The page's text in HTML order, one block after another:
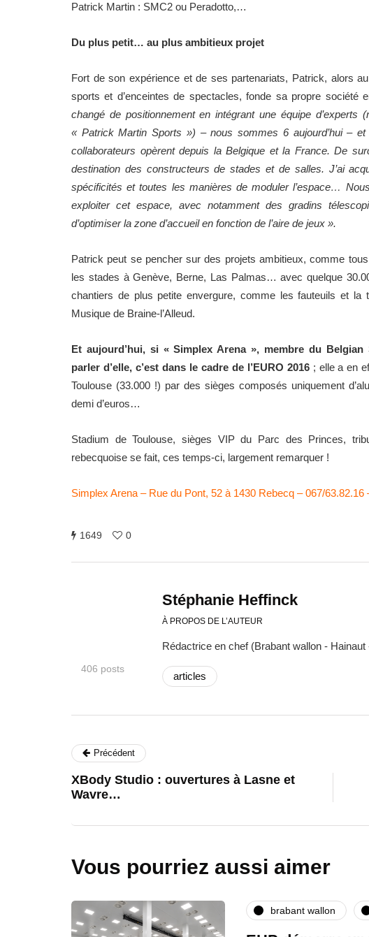
Patrick Martin : SMC2 ou Peradotto,…
Du plus petit… au plus ambitieux projet
Fort de son expérience et de ses partenariats, Patrick, alors
sports et d’enceintes de spectacles, fonde sa propre société
changé de positionnement en intégrant une équipe
« Patrick Martin Sports ») – nous sommes 6 aujourd’hui –
collaborateurs opèrent depuis la Belgique et la France. De
destination des constructeurs de stades et de salles. J’ai
spécificités et toutes les manières de moduler l’espace…
exploiter cet espace, avec notamment des gradins
d’optimiser la zone d’accueil en fonction de l’aire de jeux ».
Patrick peut se pencher sur des projets ambitieux, comme
les stades à Genève, Berne, Las Palmas… avec quelque
chantiers de plus petite envergure, comme les fauteuils et la
Musique de Braine-l’Alleud.
Et aujourd’hui, si « Simplex Arena », membre du
parler d’elle, c’est dans le cadre de l’EURO 2016; elle a en
Toulouse (33.000 !) par des sièges composés uniquement
demi d’euros…
Stadium de Toulouse, sièges VIP du Parc des Princes,
rebecquoise se fait, ces temps-ci, largement remarquer !
Simplex Arena – Rue du Pont, 52 à 1430 Rebecq – 067/
1649 0
406 posts
Stéphanie Heffinck
À PROPOS DE L’AUTEUR
Rédactrice en chef (Brabant wallon - Hainaut
articles
Précédent
XBody Studio : ouvertures à Lasne et
Wavre…
Vous pourriez aussi aimer
brabant wallon